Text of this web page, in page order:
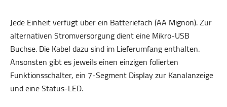
Jede Einheit verfügt über ein Batteriefach (AA Mignon). Zur
alternativen Stromversorgung dient eine Mikro-USB
Buchse. Die Kabel dazu sind im Lieferumfang enthalten.
Ansonsten gibt es jeweils einen einzigen folierten
Funktionsschalter, ein 7-Segment Display zur Kanalanzeige
und eine Status-LED.